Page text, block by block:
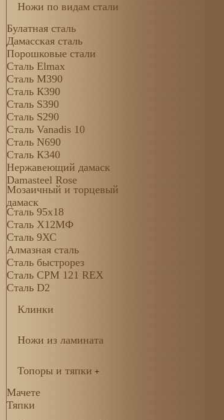
Ножи по видам стали
Булатная сталь
Дамасская сталь
Порошковые стали
Сталь Elmax
Сталь М390
Сталь К390
Сталь S390
Сталь S290
Сталь Vanadis 10
Сталь N690
Сталь К340
Нержавеющий дамаск
Damasteel Rose
Мозаичный и торцевый
дамаск
Сталь 95х18
Сталь Х12МФ
Сталь 9ХС
Алмазная сталь
Сталь быстрорез
Сталь CPM 121 REX
Сталь D2
Клинки
Ножи из ламината
Топоры и тяпки +
Мачете
Тяпки